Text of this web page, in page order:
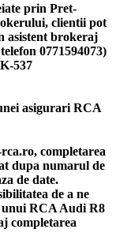
prin Pret-
clientii pot
asistent brokeraj
0771594073)
537
asigurari RCA
completarea
dupa numarul de
de date.
de a ne
unui RCA Audi R8
completarea